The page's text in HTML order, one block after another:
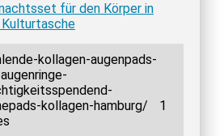
für den Körper in
Kulturtasche
kollagen-augenpads-
kollagen-hamburg/
1